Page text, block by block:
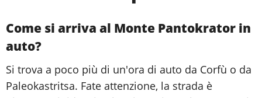
Come si arriva al Monte Pantokrator in
auto?
Si trova a poco più di un'ora di auto da Corfù o da
Paleokastritsa. Fate attenzione, la strada è